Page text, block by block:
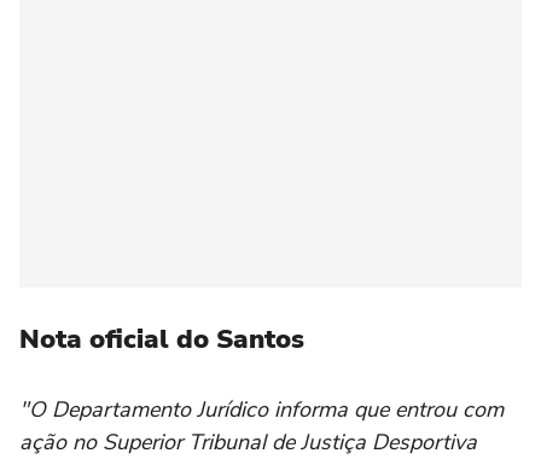
Nota oficial do Santos
"O Departamento Jurídico informa que entrou com
ação no Superior Tribunal de Justiça Desportiva